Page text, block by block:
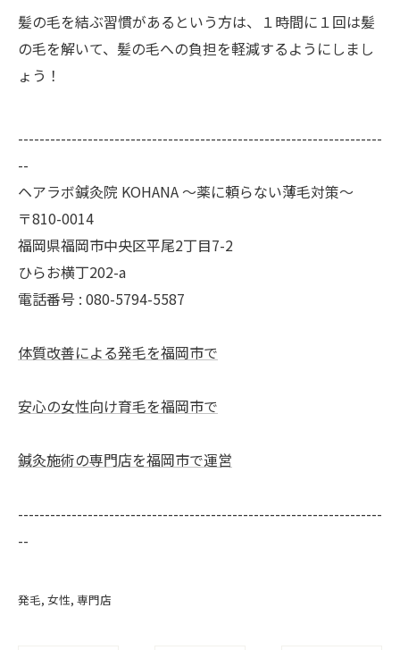
髪の毛を結ぶ習慣があるという方は、１時間に１回は髪
の毛を解いて、髪の毛への負担を軽減するようにしまし
ょう！
--------------------------------------------------------------------
--
ヘアラボ鍼灸院 KOHANA 〜薬に頼らない薄毛対策〜
〒810-0014
福岡県福岡市中央区平尾2丁目7-2
ひらお横丁202-a
電話番号 : 080-5794-5587
体質改善による発毛を福岡市で
安心の女性向け育毛を福岡市で
鍼灸施術の専門店を福岡市で運営
--------------------------------------------------------------------
--
発毛 女性 専門店